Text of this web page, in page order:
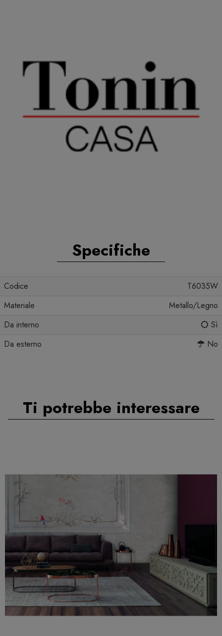
Specifiche
Codice
T6035W
Materiale
Metallo/Legno
Da interno
Sì
Da esterno
No
Ti potrebbe interessare